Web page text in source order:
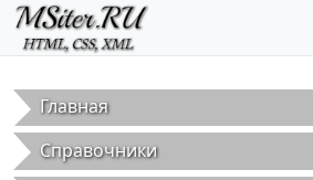
Перейти к основному содержанию
Главная
Справочники